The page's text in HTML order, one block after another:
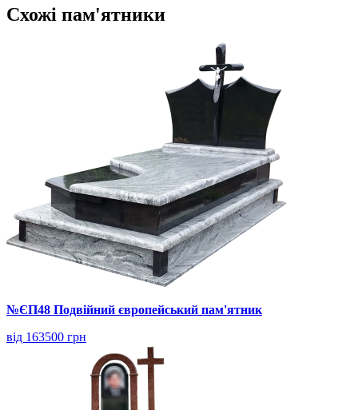
Схожі пам'ятники
№ЄП48 Подвійний європейський пам'ятник
від 163500 грн